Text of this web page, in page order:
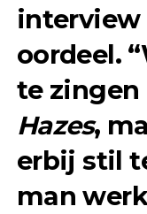
interview
oordeel.
te zingen
Hazes,
erbij stil
man